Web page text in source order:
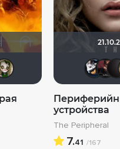
pavelsmokeDranikZzz
wladslowe
устройства
The Peripheral
7.41 /167